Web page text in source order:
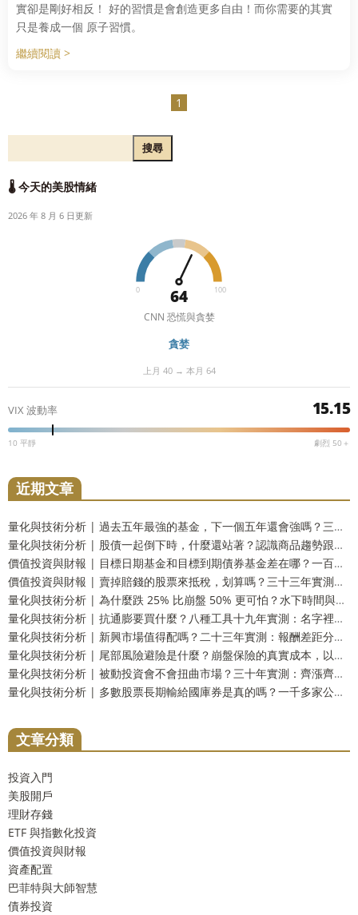
實卻是剛好相反！ 好的習慣是會創造更多自由！而你需要的其實
只是養成一個 原子習慣。
繼續閱讀 >
1
搜尋
🌡️ 今天的美股情緒
2026 年 8 月 6 日更新
0 100
64
CNN 恐慌與貪婪
貪婪
上月 40 → 本月 64
VIX 波動率 15.15
10 平靜 劇烈 50＋
近期文章
量化與技術分析 | 過去五年最強的基金，下一個五年還會強嗎？三十三年實測：留在前段和掉到墊底的機率一樣高
量化與技術分析 | 股債一起倒下時，什麼還站著？認識商品趨勢跟蹤這個防禦資產
價值投資與財報 | 目標日期基金和目標到期債券基金差在哪？一百五十四年實測：到期還你的是票面，不是購買力
價值投資與財報 | 賣掉賠錢的股票來抵稅，划算嗎？三十三年實測：財富只多 2.9%，而台灣人這一步用不上
量化與技術分析 | 為什麼跌 25% 比崩盤 50% 更可怕？水下時間與潰瘍指數，風險的另一個量法
量化與技術分析 | 抗通膨要買什麼？八種工具十九年實測：名字裡有抗通膨的那一個，反而測不出反應
量化與技術分析 | 新興市場值得配嗎？二十三年實測：報酬差距分不出勝負，但台灣人多買了一份自己
量化與技術分析 | 尾部風險避險是什麼？崩盤保險的真實成本，以及一個更省事的替代方案
量化與技術分析 | 被動投資會不會扭曲市場？三十年實測：齊漲齊跌是真的，指數基金的責任卻查不出來
量化與技術分析 | 多數股票長期輸給國庫券是真的嗎？一千多家公司實測：輸的只有兩成，真正該怕的是另一件事
文章分類
投資入門
美股開戶
理財存錢
ETF 與指數化投資
價值投資與財報
資產配置
巴菲特與大師智慧
債券投資